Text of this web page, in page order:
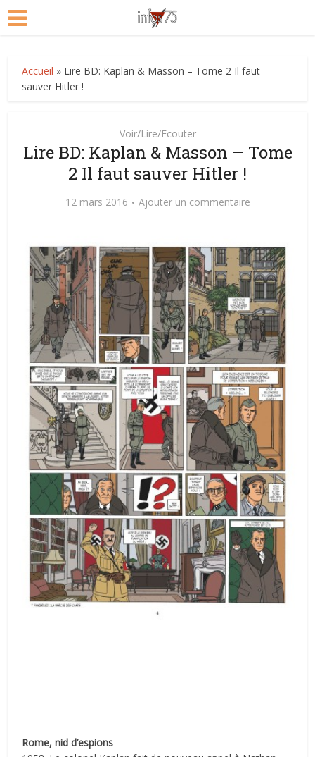
Accueil » Lire BD: Kaplan & Masson – Tome 2 Il faut
sauver Hitler !
Voir/Lire/Ecouter
Lire BD: Kaplan & Masson – Tome
2 Il faut sauver Hitler !
12 mars 2016 Ajouter un commentaire
Rome, nid d’espions